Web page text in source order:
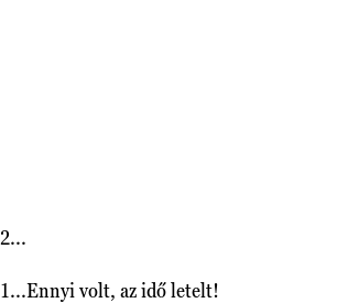
2...
1...Ennyi volt, az idő letelt!